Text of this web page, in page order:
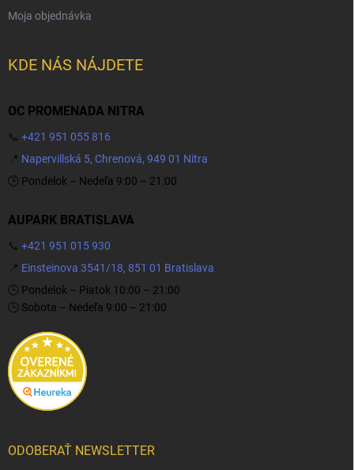
Moja objednávka
KDE NÁS NÁJDETE
OC PROMENADA NITRA
📞 +421 951 055 816
📍 Napervillská 5, Chrenová, 949 01 Nitra
🕒 Pondelok – Nedeľa 9:00 – 21:00
AUPARK BRATISLAVA
📞 +421 951 015 930
📍 Einsteinova 3541/18, 851 01 Bratislava
🕒 Pondelok – Piatok 10:00 – 21:00
🕒 Sobota – Nedeľa 9:00 – 21:00
ODOBERAŤ NEWSLETTER